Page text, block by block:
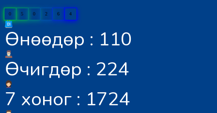
0 5 0 2 6 4
Өнөөдөр : 110
Өчигдөр : 224
7 хоног : 1724